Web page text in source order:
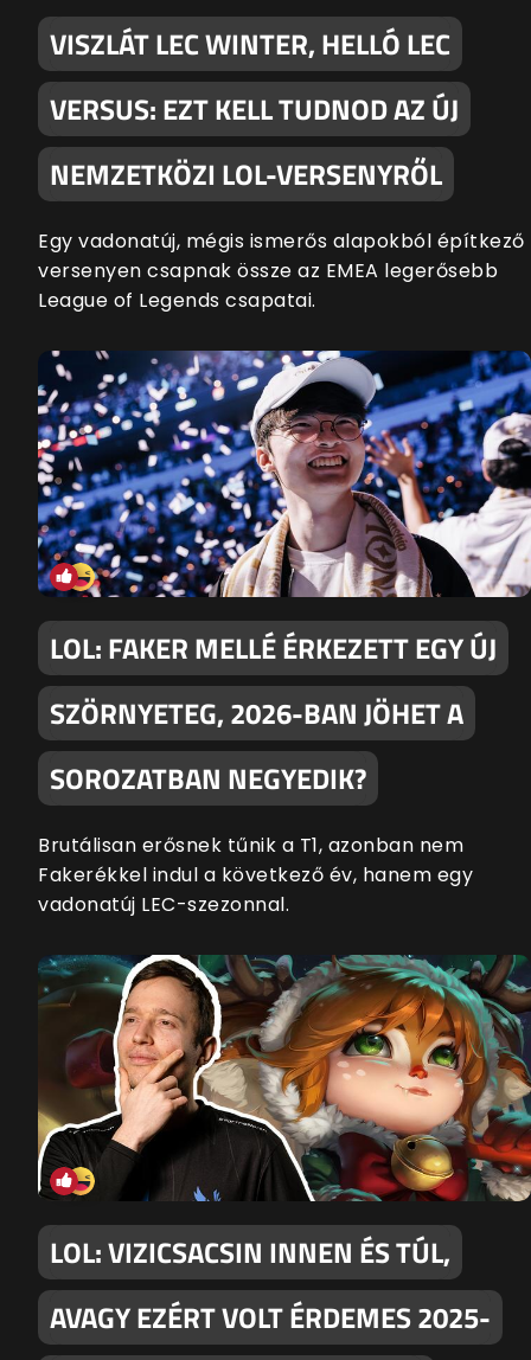
VISZLÁT LEC WINTER, HELLÓ LEC
VERSUS: EZT KELL TUDNOD AZ ÚJ
NEMZETKÖZI LOL-VERSENYRŐL
Egy vadonatúj, mégis ismerős alapokból építkező
versenyen csapnak össze az EMEA legerősebb
League of Legends csapatai.
LOL: FAKER MELLÉ ÉRKEZETT EGY ÚJ
SZÖRNYETEG, 2026-BAN JÖHET A
SOROZATBAN NEGYEDIK?
Brutálisan erősnek tűnik a T1, azonban nem
Fakerékkel indul a következő év, hanem egy
vadonatúj LEC-szezonnal.
LOL: VIZICSACSIN INNEN ÉS TÚL,
AVAGY EZÉRT VOLT ÉRDEMES 2025-